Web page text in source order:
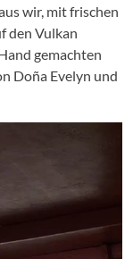
wir, mit frischen
den Vulkan
gemachten
Doña Evelyn und